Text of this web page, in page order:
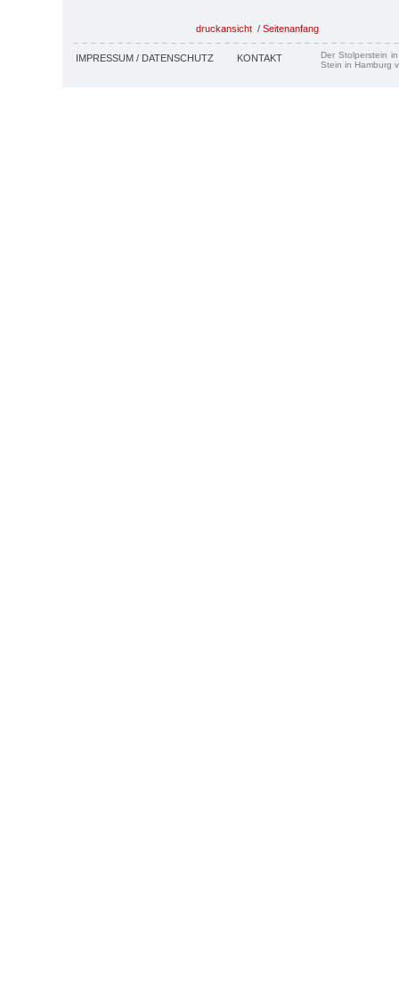
druckansicht / Seitenanfang
IMPRESSUM / DATENSCHUTZ KONTAKT
Der Stolperstein
Stein in Hamburg